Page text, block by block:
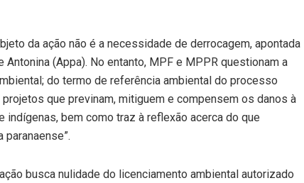
da ação não é a necessidade de derrocagem, apontada
(Appa). No entanto, MPF e MPPR questionam a
do termo de referência ambiental do processo
que previnam, mitiguem e compensem os danos à
bem como traz à reflexão acerca do que
busca nulidade do licenciamento ambiental autorizado